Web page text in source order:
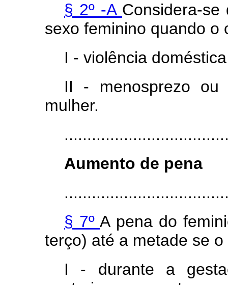
§ 2º -A Considera-
sexo feminino quando o
I - violência
II - menosprezo ou
mulher.
Aumento de pena
§ 7ºA pena do
terço) até a metade se
I - durante a